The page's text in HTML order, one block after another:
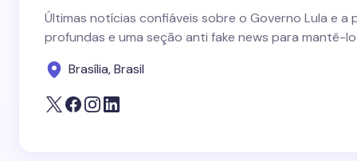
Últimas notícias confiáveis sobre o Governo Lula e
profundas e uma seção anti fake news para mantê-
Brasília, Brasil